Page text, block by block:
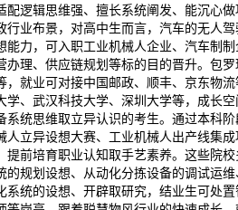
配逻辑思维强、擅长系统阐发、能沉心
行业布景，对高中生而言，汽车的无人
能力，可入职工业机械人企业、汽车制
理、供应链规划等标的目的晋升。包罗
，就业可对接中国邮政、顺丰、京东物
学、武汉科技大学、深圳大学等，成长
系统思维取立异认识的考生。通过本科
人立异设想大赛、工业机械人出产线集
提前培育职业认知取手艺素养。这些院
的规划设想、从动化分拣设备的调试运
系统的设想、开辟取研究，结业生可处